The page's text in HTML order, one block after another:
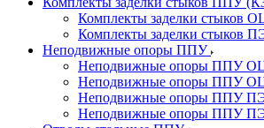
Комплекты заделки стыков
Комплекты заделки стыков
Неподвижные опоры ППУ
Неподвижные опоры ППУ ОЦ
Неподвижные опоры ППУ ОЦ
Неподвижные опоры ППУ ПЭ
Неподвижные опоры ППУ ПЭ